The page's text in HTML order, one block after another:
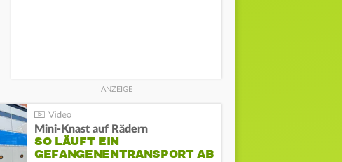
Mini-Knast auf Rädern
SO LÄUFT EIN
GEFANGENENTRANSPORT AB